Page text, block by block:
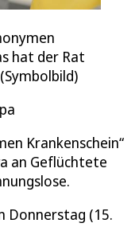
hat der Rat
Krankenschein“
an Geflüchtete
Donnerstag (15.